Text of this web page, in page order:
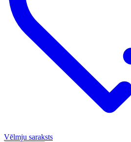
Vēlmju saraksts